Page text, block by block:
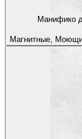
Манифико